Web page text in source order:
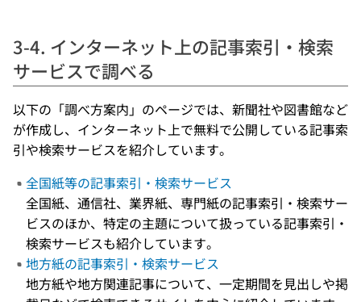
3-4. インターネット上の記事索引・検索
サービスで調べる
以下の「調べ方案内」のページでは、新聞社や図書館など
が作成し、インターネット上で無料で公開している記事索
引や検索サービスを紹介しています。
全国紙等の記事索引・検索サービス
全国紙、通信社、業界紙、専門紙の記事索引・検索サー
ビスのほか、特定の主題について扱っている記事索引・
検索サービスも紹介しています。
地方紙の記事索引・検索サービス
地方紙や地方関連記事について、一定期間を見出しや掲